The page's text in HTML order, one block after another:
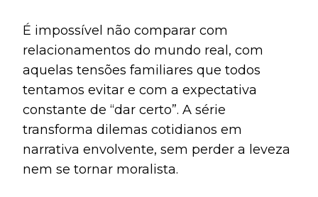
É impossível não comparar com
relacionamentos do mundo real, com
aquelas tensões familiares que todos
tentamos evitar e com a expectativa
constante de “dar certo”. A série
transforma dilemas cotidianos em
narrativa envolvente, sem perder a leveza
nem se tornar moralista.